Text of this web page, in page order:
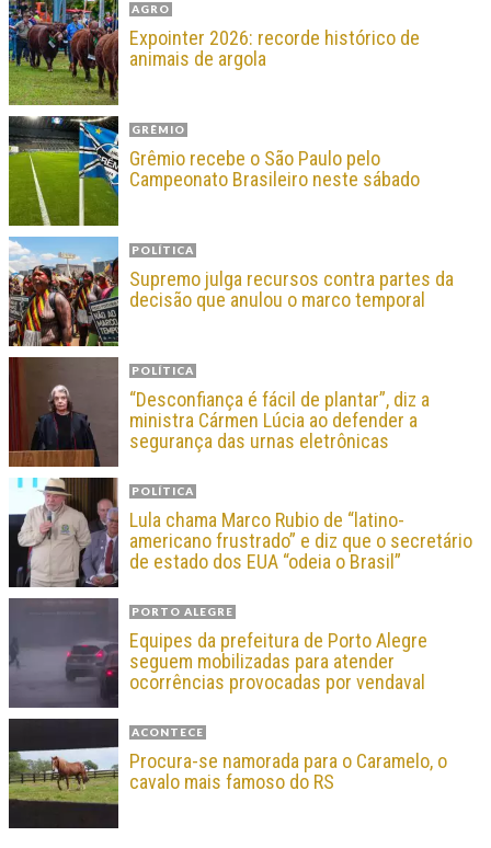
AGRO
Expointer 2026: recorde histórico de
animais de argola
GRÊMIO
Grêmio recebe o São Paulo pelo
Campeonato Brasileiro neste sábado
POLÍTICA
Supremo julga recursos contra partes da
decisão que anulou o marco temporal
POLÍTICA
“Desconfiança é fácil de plantar”, diz a
ministra Cármen Lúcia ao defender a
segurança das urnas eletrônicas
POLÍTICA
Lula chama Marco Rubio de “latino-
americano frustrado” e diz que o secretário
de estado dos EUA “odeia o Brasil”
PORTO ALEGRE
Equipes da prefeitura de Porto Alegre
seguem mobilizadas para atender
ocorrências provocadas por vendaval
ACONTECE
Procura-se namorada para o Caramelo, o
cavalo mais famoso do RS